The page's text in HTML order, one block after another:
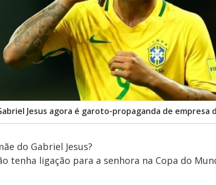
Jesus agora é garoto-propaganda de empresa
do Gabriel Jesus?
tenha ligação para a senhora na Copa do